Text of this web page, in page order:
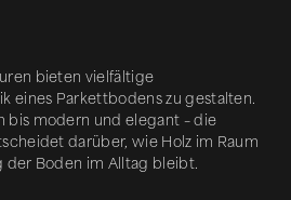
bieten vielfältige
eines Parkettbodens zu gestalten.
bis modern und elegant – die
darüber, wie Holz im Raum
Boden im Alltag bleibt.